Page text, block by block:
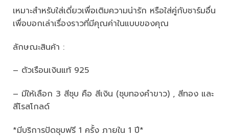
เหมาะสำหรับใส่เดี่ยวเพื่อเติมความน่ารัก หรือใส่คู่กับชาร์มอื่น
เพื่อบอกเล่าเรื่องราวที่มีคุณค่าในแบบของคุณ
ลักษณะสินค้า :
– ตัวเรือนเงินแท้ 925
– มีให้เลือก 3 สีชุบ คือ สีเงิน (ชุบทองคำขาว) , สีทอง และ
สีโรสโกลด์
*มีบริการปัดชุบฟรี 1 ครั้ง ภายใน 1 ปี*